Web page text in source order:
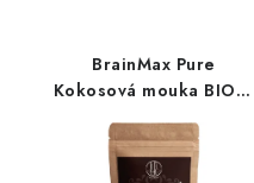
BrainMax Pure
Kokosová mouka BIO, 1